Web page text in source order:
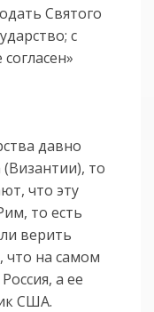
Святого
с
давно
то
что эту
то есть
верить
что на самом
а ее
США.